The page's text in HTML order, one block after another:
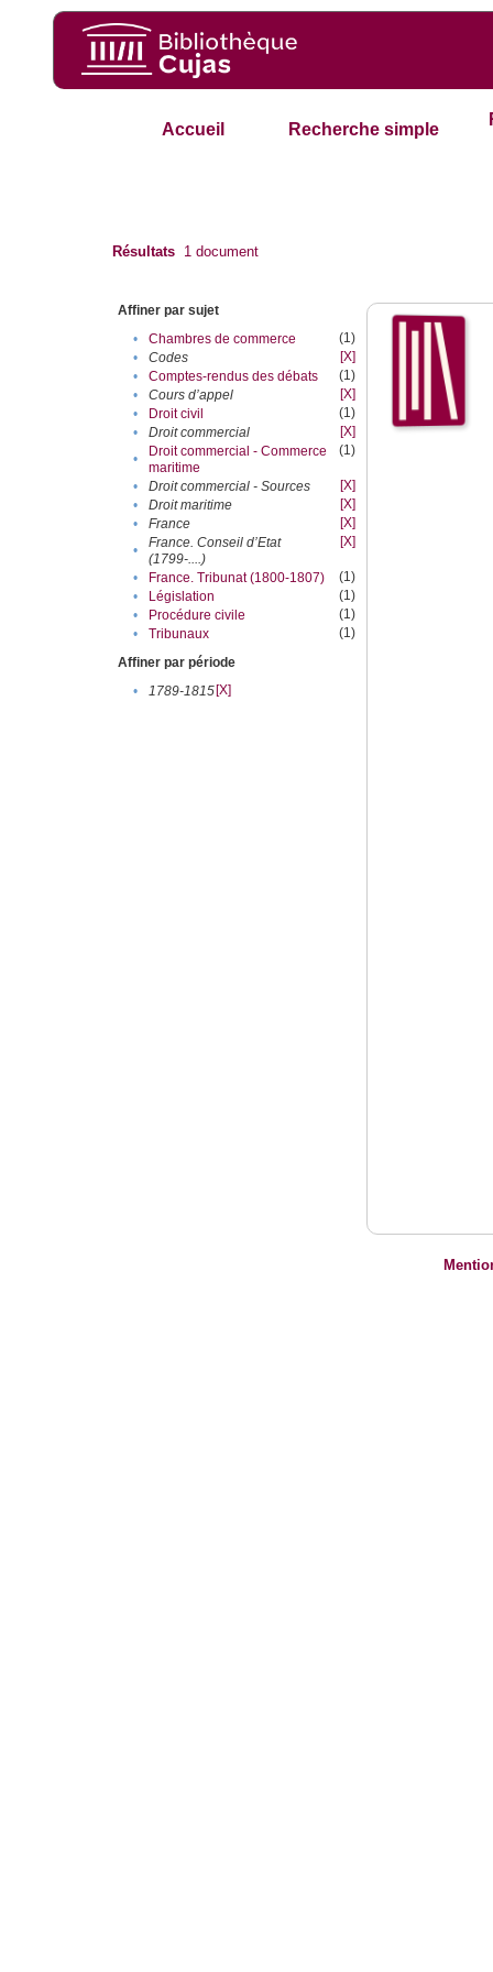
Accueil Recherche simple
Résultats 1 document
Affiner par sujet
•
Chambres de commerce
(1)
•
Codes
[X]
•
Comptes-rendus des débats
(1)
•
Cours d’appel
[X]
•
Droit civil
(1)
•
Droit commercial
[X]
•
Droit commercial - Commerce
maritime
(1)
• Droit commercial - Sources
[X]
•
Droit maritime
[X]
•
France
[X]
•
France. Conseil d’Etat
(1799-....)
[X]
• France. Tribunat (1800-1807)
(1)
•
Législation
(1)
•
Procédure civile
(1)
•
Tribunaux
(1)
Affiner par période
•
1789-1815[X]